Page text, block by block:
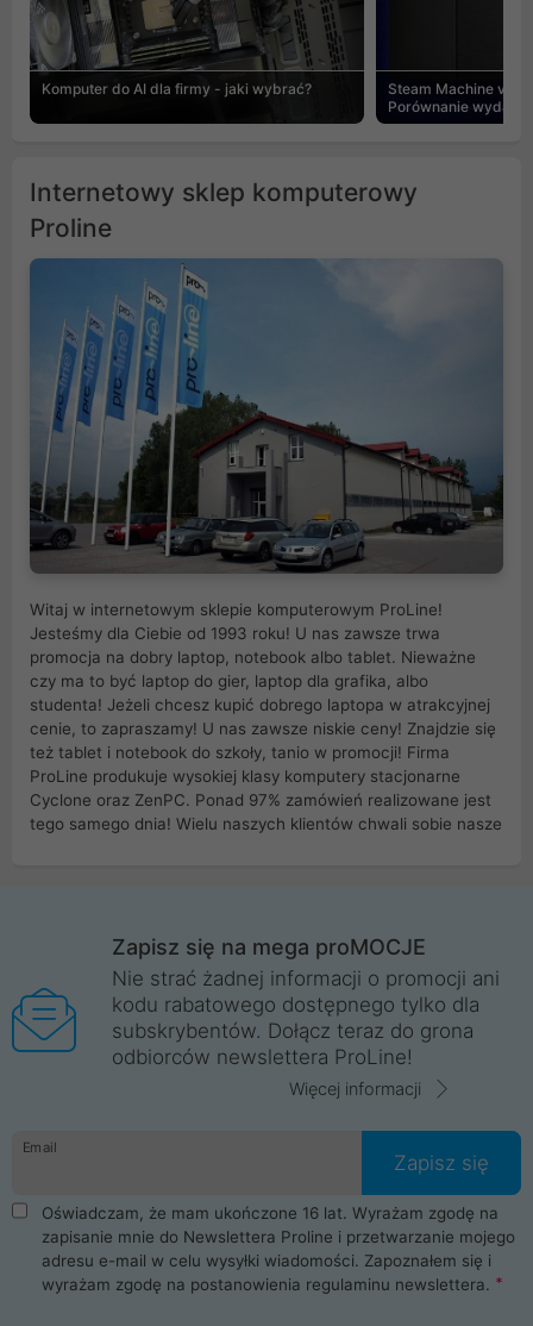
Komputer do AI dla firmy - jaki wybrać?
Steam Machine vs
Porównanie
Internetowy sklep komputerowy
Proline
Witaj w internetowym sklepie komputerowym ProLine!
Jesteśmy dla Ciebie od 1993 roku! U nas zawsze trwa
promocja na dobry laptop, notebook albo tablet. Nieważne
czy ma to być laptop do gier, laptop dla grafika, albo
studenta! Jeżeli chcesz kupić dobrego laptopa w atrakcyjnej
cenie, to zapraszamy! U nas zawsze niskie ceny! Znajdzie się
też tablet i notebook do szkoły, tanio w promocji! Firma
ProLine produkuje wysokiej klasy komputery stacjonarne
Cyclone oraz ZenPC. Ponad 97% zamówień realizowane jest
tego samego dnia! Wielu naszych klientów chwali sobie nasze
Wrocław, Poznań, Legnica, Katowice, Gliwice, Kalisz, Bytom,
Trzebnica, Opole. Szybka i profesjonalna obsługa!
ProLine to polska firma ze 100% polskim kapitałem. Działamy
legalnie i płacimy podatki w naszym kraju! Posiadamy siedzibę
główną w Mirkowie oraz salony na terenie kraju. Cała
komunikacja ze sklepem komputerowym ProLine jest
danych osobowych. Dlatego zakup notebooka albo laptopa w
ProLine to czysta przyjemność i pełne bezpieczeństwo.
Zaopatrzysz się u nas w akcesoria i części komputerowe
takie jak procesory, karty graficzne, płyty główne, pamięci,
dyski SSD, M.2 oraz HDD. Nasi pracownicy pomogą Ci wybrać
najlepszy zasilacz komputerowy oraz obudowę do komputera.
Poza komputerami mamy również najlepsze na rynku
Smartfony takich producentów jak Xiaomi, Apple, Samsung i
Zapisz się na mega proMOCJE
Nie strać żadnej informacji o promocji ani
kodu rabatowego dostępnego tylko dla
subskrybentów. Dołącz teraz do grona
odbiorców newslettera ProLine!
Więcej informacji
Email
Zapisz się
Oświadczam, że mam ukończone 16 lat. Wyrażam zgodę na
zapisanie mnie do Newslettera Proline i przetwarzanie mojego
adresu e-mail w celu wysyłki wiadomości. Zapoznałem się i
wyrażam zgodę na postanowienia regulaminu newslettera.